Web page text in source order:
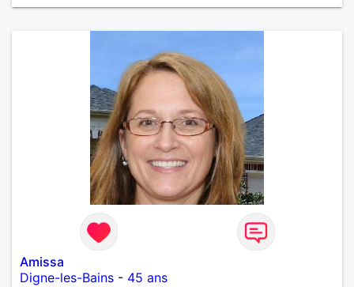
Amissa
Digne-les-Bains - 45 ans